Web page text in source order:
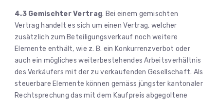
4.3 Gemischter Vertrag. Bei einem gemischten
Vertrag handelt es sich um einen Vertrag, welcher
zusätzlich zum Beteiligungsverkauf noch weitere
Elemente enthält, wie z. B. ein Konkurrenzverbot oder
auch ein mögliches weiterbestehendes Arbeitsverhältnis
des Verkäufers mit der zu verkaufenden Gesellschaft. Als
steuerbare Elemente können gemäss jüngster kantonaler
Rechtsprechung das mit dem Kaufpreis abgegoltene